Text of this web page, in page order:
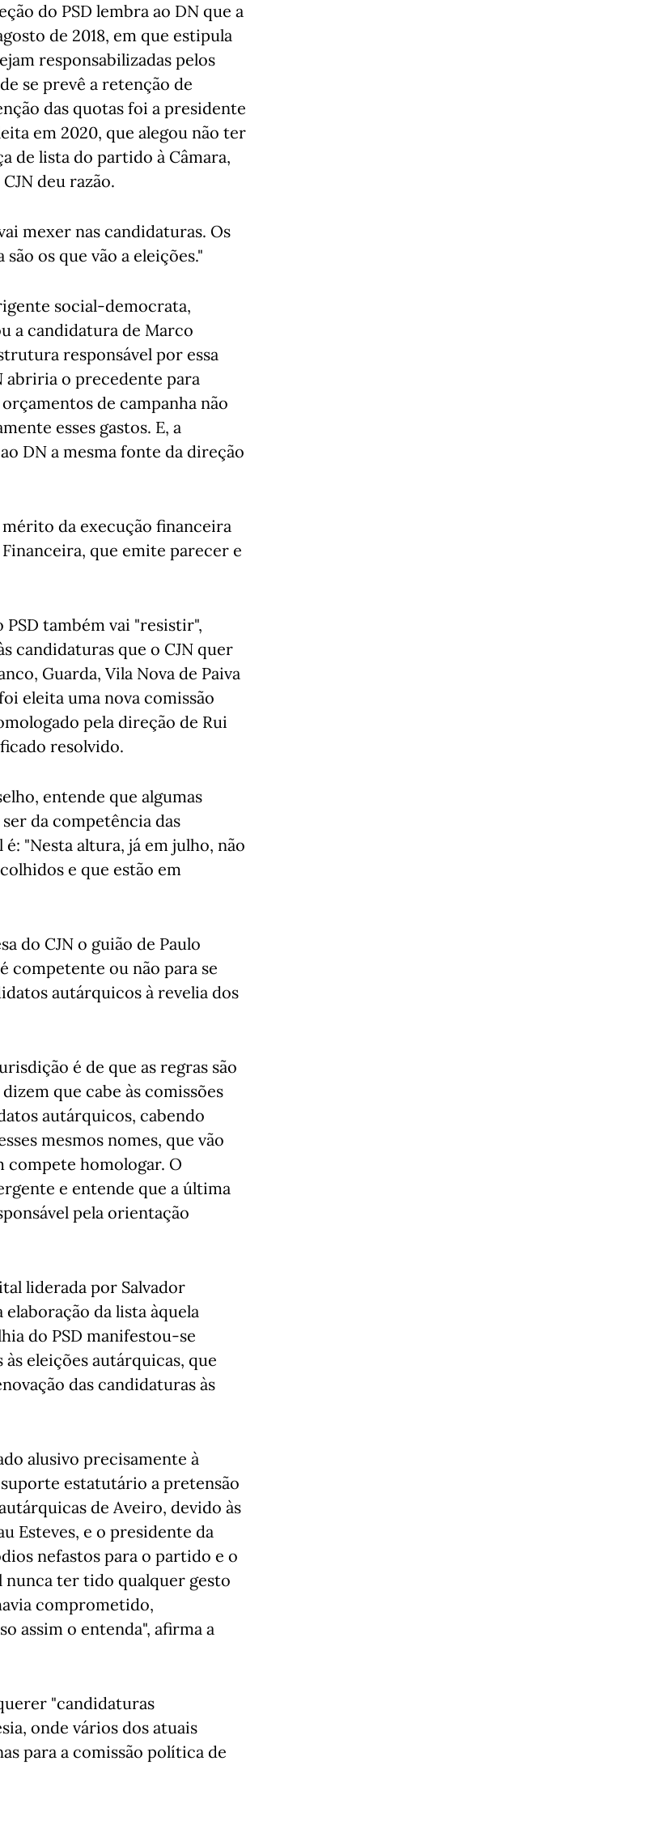
do PSD lembra ao DN que a
de 2018, em que estipula
responsabilizadas pelos
se prevê a retenção de
das quotas foi a presidente
em 2020, que alegou não ter
de lista do partido à Câmara,
deu razão.
mexer nas candidaturas. Os
os que vão a eleições."
social-democrata,
a candidatura de Marco
responsável por essa
abriria o precedente para
de campanha não
esses gastos. E, a
DN a mesma fonte da direção
da execução financeira
que emite parecer e
também vai "resistir",
candidaturas que o CJN quer
Guarda, Vila Nova de Paiva
eleita uma nova comissão
pela direção de Rui
resolvido.
entende que algumas
da competência das
"Nesta altura, já em julho, não
e que estão em
do CJN o guião de Paulo
competente ou não para se
autárquicos à revelia dos
é de que as regras são
que cabe às comissões
autárquicos, cabendo
mesmos nomes, que vão
compete homologar. O
e entende que a última
pela orientação
liderada por Salvador
da lista àquela
do PSD manifestou-se
eleições autárquicas, que
das candidaturas às
alusivo precisamente à
estatutário a pretensão
de Aveiro, devido às
Esteves, e o presidente da
nefastos para o partido e o
nunca ter tido qualquer gesto
comprometido,
assim o entenda", afirma a
"candidaturas
onde vários dos atuais
para a comissão política de